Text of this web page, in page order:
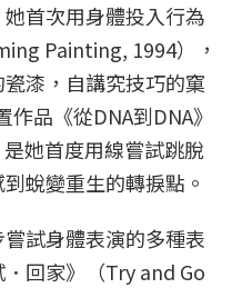
首次用身體投入行為
Painting, 1994），
漆，自講究技巧的窠
品《從DNA到DNA》
是她首度用線嘗試跳脫
蛻變重生的轉捩點。
試身體表演的多種表
回家》（Try and Go